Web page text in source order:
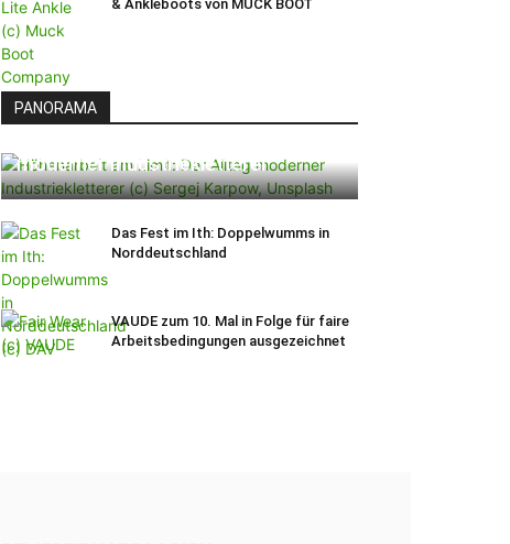
& Ankleboots von MUCK BOOT
PANORAMA
moderner Industriekletterer
Das Fest im Ith: Doppelwumms in
Norddeutschland
VAUDE zum 10. Mal in Folge für faire
Arbeitsbedingungen ausgezeichnet